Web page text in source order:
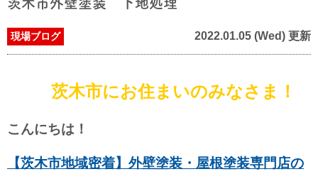
現場ブログ 2022.01.05 (Wed) 更新
茨木市にお住まいのみなさま！
こんにちは！
【茨木市地域密着】外壁塗装・屋根塗装専門店の